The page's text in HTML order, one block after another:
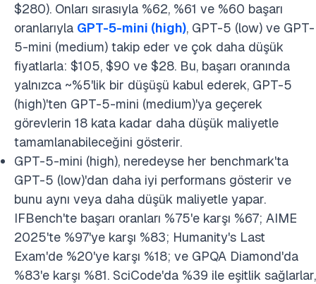
$280). Onları sırasıyla %62, %61 ve %60 başarı
oranlarıyla GPT-5-mini (high), GPT-5 (low) ve GPT-
5-mini (medium) takip eder ve çok daha düşük
fiyatlarla: $105, $90 ve $28. Bu, başarı oranında
yalnızca ~%5'lik bir düşüşü kabul ederek, GPT-5
(high)'ten GPT-5-mini (medium)'ya geçerek
görevlerin 18 kata kadar daha düşük maliyetle
tamamlanabileceğini gösterir.
GPT-5-mini (high), neredeyse her benchmark'ta
GPT-5 (low)'dan daha iyi performans gösterir ve
bunu aynı veya daha düşük maliyetle yapar.
IFBench'te başarı oranları %75'e karşı %67; AIME
2025'te %97'ye karşı %83; Humanity's Last
Exam'de %20'ye karşı %18; ve GPQA Diamond'da
%83'e karşı %81. SciCode'da %39 ile eşitlik sağlarlar,